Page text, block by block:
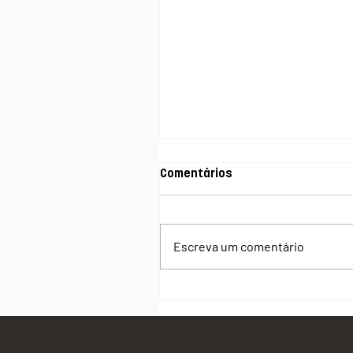
Comentários
Escreva um comentário